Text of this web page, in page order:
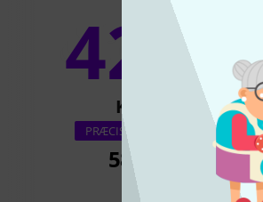
42%
KØBT
PRÆCIS DENNE VARE
589 kr